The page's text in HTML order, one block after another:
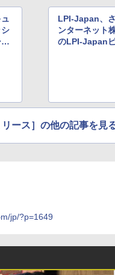
LPI-Japan、
ンターネット
のLPI-Japan
リース］の他の記事を見
jp/?p=1649